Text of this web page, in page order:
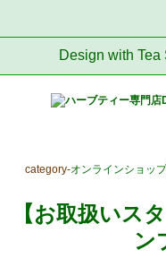
Design with
category-オンラインショッ
【お取扱いス
ン